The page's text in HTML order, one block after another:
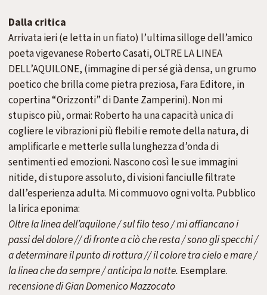
Dalla critica
Arrivata ieri (e letta in un fiato) l’ultima silloge dell’amico
poeta vigevanese Roberto Casati, OLTRE LA LINEA
DELL’AQUILONE, (immagine di per sé già densa, un grumo
poetico che brilla come pietra preziosa, Fara Editore, in
copertina “Orizzonti” di Dante Zamperini). Non mi
stupisco più, ormai: Roberto ha una capacità unica di
cogliere le vibrazioni più flebili e remote della natura, di
amplificarle e metterle sulla lunghezza d’onda di
sentimenti ed emozioni. Nascono così le sue immagini
nitide, di stupore assoluto, di visioni fanciulle filtrate
dall’esperienza adulta. Mi commuovo ogni volta. Pubblico
la lirica eponima:
Oltre la linea dell’aquilone / sul filo teso / mi affiancano i
passi del dolore // di fronte a ciò che resta / sono gli specchi /
a determinare il punto di rottura // il colore tra cielo e mare /
la linea che da sempre / anticipa la notte. Esemplare.
recensione di Gian Domenico Mazzocato